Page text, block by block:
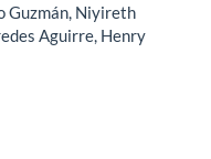
Guzmán, Niyireth
Aguirre, Henry